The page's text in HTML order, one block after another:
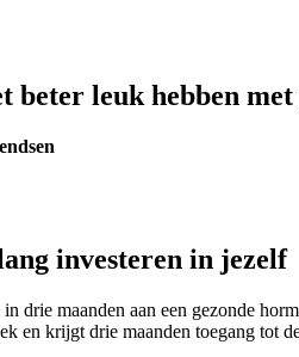
beter leuk hebben
investeren in jezelf
drie maanden aan een gezonde
en krijgt drie maanden toegang tot